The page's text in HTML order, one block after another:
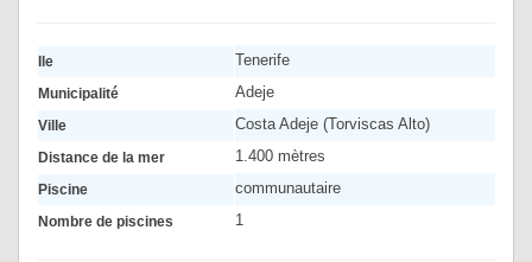
Ile Tenerife
Municipalité Adeje
Ville Costa Adeje (Torviscas Alto)
Distance de la mer 1.400 mètres
Piscine communautaire
Nombre de piscines 1